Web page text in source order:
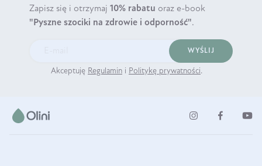
Zapisz się i otrzymaj 10% rabatu oraz e-book
"Pyszne szociki na zdrowie i odporność".
WYŚLIJ
Akceptuję Regulamin i Politykę prywatności.